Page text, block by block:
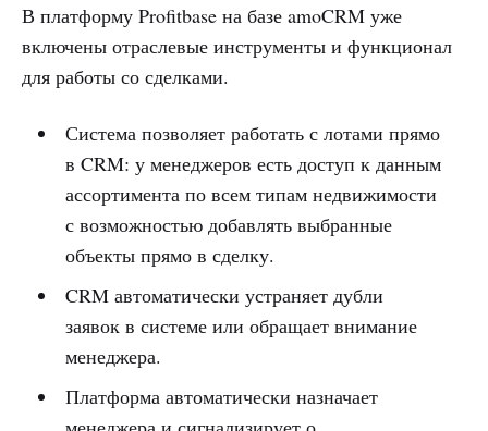
В платформу Profitbase на базе amoCRM уже
включены отраслевые инструменты и функционал
для работы со сделками.
Система позволяет работать с лотами прямо
в CRM: у менеджеров есть доступ к данным
ассортимента по всем типам недвижимости
с возможностью добавлять выбранные
объекты прямо в сделку.
CRM автоматически устраняет дубли
заявок в системе или обращает внимание
менеджера.
Платформа автоматически назначает